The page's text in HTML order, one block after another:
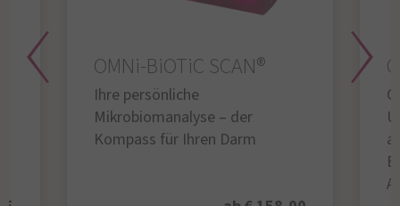
OMNi-BiOTiC SCAN®
Ihre persönliche
Mikrobiomanalyse – der
Kompass für Ihren Darm